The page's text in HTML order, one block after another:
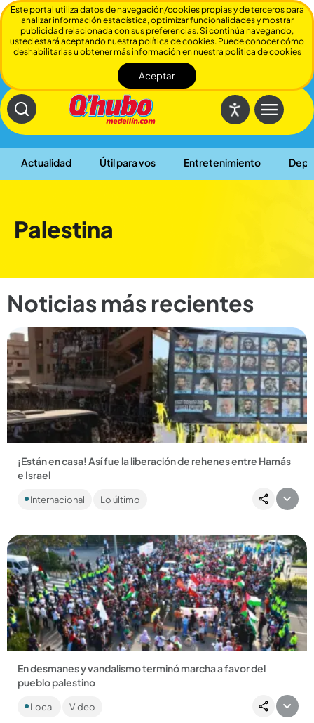
Actualidad Útil para vos Entretenimiento
Cerrar
Palestina
Noticias más recientes
¡Están en casa! Así fue la liberación de rehenes entre Hamás
e Israel
colombo israelí secuestrado por Hamás desde hace dos
Internacional Lo último
Compartir Noticia
En desmanes y vandalismo terminó marcha a favor del
pueblo palestino
presentaron desmanes y actos de vandalismo en el sector de
Local Video
Este portal utiliza datos de navegación/cookies propias y de terceros para
analizar información estadística, optimizar funcionalidades y mostrar
publicidad relacionada con sus preferencias. Si continúa navegando,
usted estará aceptando nuestra política de cookies. Puede conocer cómo
deshabilitarlas u obtener más información en nuestra politica de cookies
Aceptar